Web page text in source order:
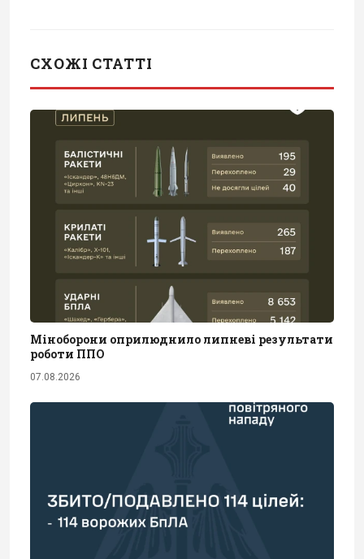
СХОЖІ СТАТТІ
Міноборони оприлюднило липневі результати
роботи ППО
07.08.2026